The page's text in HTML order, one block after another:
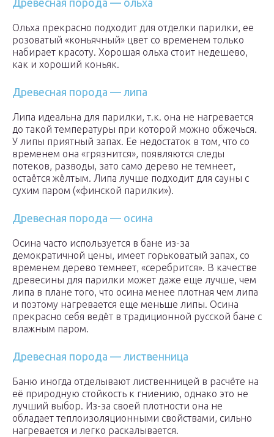
Древесная порода — ольха
Ольха прекрасно подходит для отделки парилки, ее
розоватый «коньячный» цвет со временем только
набирает красоту. Хорошая ольха стоит недешево,
как и хороший коньяк.
Древесная порода — липа
Липа идеальна для парилки, т.к. она не нагревается
до такой температуры при которой можно обжечься.
У липы приятный запах. Ее недостаток в том, что со
временем она «грязнится», появляются следы
потеков, разводы, зато само дерево не темнеет,
остаётся жёлтым. Липа лучше подходит для сауны с
сухим паром («финской парилки»).
Древесная порода — осина
Осина часто используется в бане из-за
демократичной цены, имеет горьковатый запах, со
временем дерево темнеет, «серебрится». В качестве
древесины для парилки может даже еще лучше, чем
липа в плане того, что осина менее плотная чем липа
и поэтому нагревается еще меньше липы. Осина
прекрасно себя ведёт в традиционной русской бане с
влажным паром.
Древесная порода — лиственница
Баню иногда отделывают лиственницей в расчёте на
её природную стойкость к гниению, однако это не
лучший выбор. Из-за своей плотности она не
обладает теплоизоляционными свойствами, сильно
нагревается и легко раскалывается.